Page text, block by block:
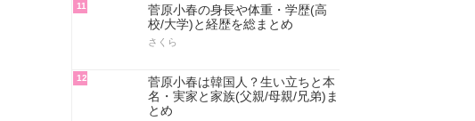
11
菅原小春の身長や体重・学歴(高
校/大学)と経歴を総まとめ
さくら
12
菅原小春は韓国人？生い立ちと本
名・実家と家族(父親/母親/兄弟)ま
とめ